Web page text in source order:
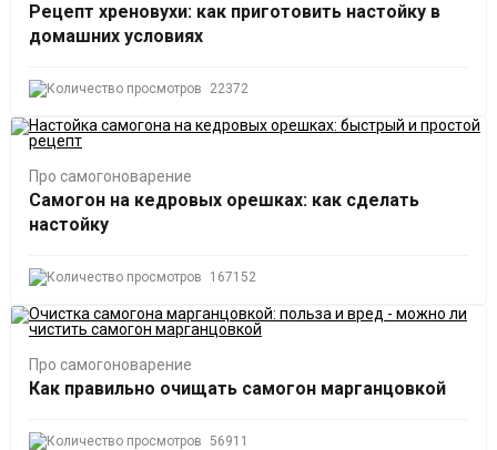
Рецепт хреновухи: как приготовить настойку в
домашних условиях
22372
Про самогоноварение
Самогон на кедровых орешках: как сделать
настойку
167152
Про самогоноварение
Как правильно очищать самогон марганцовкой
56911